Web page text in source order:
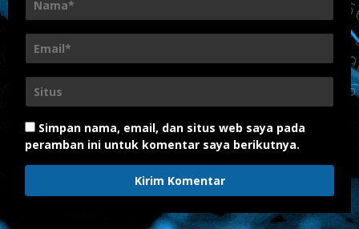
Simpan nama, email, dan situs web saya pada
peramban ini untuk komentar saya berikutnya.